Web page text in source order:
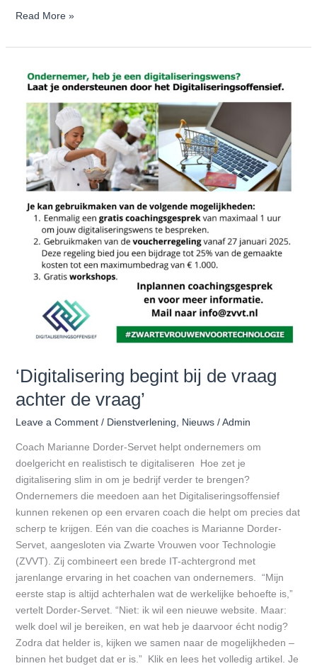
Read More »
‘Digitalisering begint bij de vraag
achter de vraag’
Leave a Comment / Dienstverlening Nieuws/Admin
Coach Marianne Dorder-Servet helpt ondernemers om
doelgericht en realistisch te digitaliseren Hoe zet je
digitalisering slim in om je bedrijf verder te brengen?
Ondernemers die meedoen aan het Digitaliseringsoffensief
kunnen rekenen op een ervaren coach die helpt om precies dat
scherp te krijgen. Eén van die coaches is Marianne Dorder-
Servet, aangesloten via Zwarte Vrouwen voor Technologie
(ZVVT). Zij combineert een brede IT-achtergrond met
jarenlange ervaring in het coachen van ondernemers. “Mijn
eerste stap is altijd achterhalen wat de werkelijke behoefte is,”
vertelt Dorder-Servet. “Niet: ik wil een nieuwe website. Maar:
welk doel wil je bereiken, en wat heb je daarvoor écht nodig?
Zodra dat helder is, kijken we samen naar de mogelijkheden –
binnen het budget dat er is.” Klik en lees het volledig artikel. Je
begint
vraag
achter
vraag’